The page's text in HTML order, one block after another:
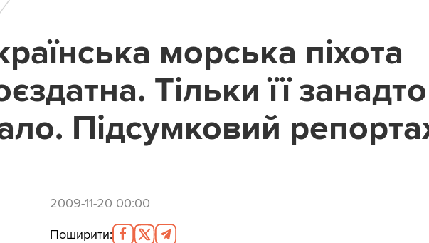
морська піхота
Тільки її занадто
Підсумковий
2009-11-20 00:00
Поширити: